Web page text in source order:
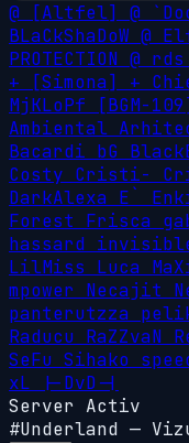
@ [Altfel] @
BLaCkShaDoW @
PROTECTION @ rds
+
[Simona] +
MjKLoPf
[BGM-
Ambiental
Bacardi bG
Costy Cristi-
DarkAlexa E`
Forest Frisca
hassard
LilMiss Luca
mpower Necajit
panterutzza
Raducu RaZZvaN
SeFu Sihako
xL
|-DvD-|
Server Activ
#Underland —